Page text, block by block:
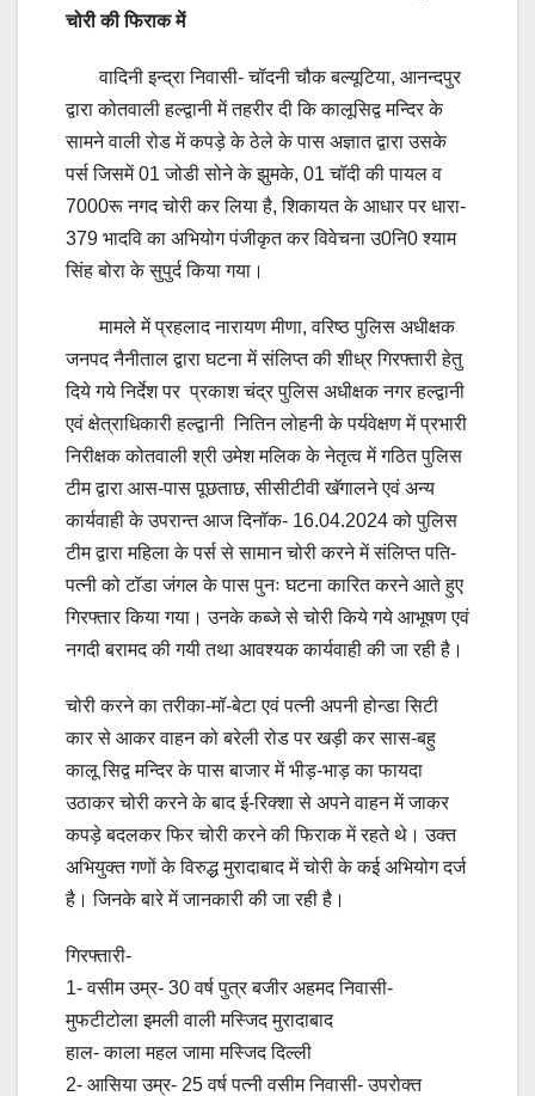
चोरी की फिराक में
वादिनी इन्द्रा निवासी- चॉदनी चौक बल्यूटिया, आनन्दपुर
द्वारा कोतवाली हल्द्वानी में तहरीर दी कि कालूसिद्व मन्दिर के
सामने वाली रोड में कपड़े के ठेले के पास अज्ञात द्वारा उसके
पर्स जिसमें 01 जोडी सोने के झुमके, 01 चॉदी की पायल व
7000रू नगद चोरी कर लिया है, शिकायत के आधार पर धारा-
379 भादवि का अभियोग पंजीकृत कर विवेचना उ0नि0 श्याम
सिंह बोरा के सुपुर्द किया गया।
मामले में प्रहलाद नारायण मीणा, वरिष्ठ पुलिस अधीक्षक
जनपद नैनीताल द्वारा घटना में संलिप्त की शीध्र गिरफ्तारी हेतु
दिये गये निर्देश पर प्रकाश चंद्र पुलिस अधीक्षक नगर हल्द्वानी
एवं क्षेत्राधिकारी हल्द्वानी नितिन लोहनी के पर्यवेक्षण में प्रभारी
निरीक्षक कोतवाली श्री उमेश मलिक के नेतृत्व में गठित पुलिस
टीम द्वारा आस-पास पूछताछ, सीसीटीवी खॅगालने एवं अन्य
कार्यवाही के उपरान्त आज दिनॉक- 16.04.2024 को पुलिस
टीम द्वारा महिला के पर्स से सामान चोरी करने में संलिप्त पति-
पत्नी को टॉडा जंगल के पास पुनः घटना कारित करने आते हुए
गिरफ्तार किया गया। उनके कब्जे से चोरी किये गये आभूषण एवं
नगदी बरामद की गयी तथा आवश्यक कार्यवाही की जा रही है।
चोरी करने का तरीका-मॉ-बेटा एवं पत्नी अपनी होन्डा सिटी
कार से आकर वाहन को बरेली रोड पर खड़ी कर सास-बहु
कालू सिद्व मन्दिर के पास बाजार में भीड़-भाड़ का फायदा
उठाकर चोरी करने के बाद ई-रिक्शा से अपने वाहन में जाकर
कपड़े बदलकर फिर चोरी करने की फिराक में रहते थे। उक्त
अभियुक्त गणों के विरुद्ध मुरादाबाद में चोरी के कई अभियोग दर्ज
है। जिनके बारे में जानकारी की जा रही है।
गिरफ्तारी-
1- वसीम उम्र- 30 वर्ष पुत्र बजीर अहमद निवासी-
मुफटीटोला इमली वाली मस्जिद मुरादाबाद
हाल- काला महल जामा मस्जिद दिल्ली
2- आसिया उम्र- 25 वर्ष पत्नी वसीम निवासी- उपरोक्त